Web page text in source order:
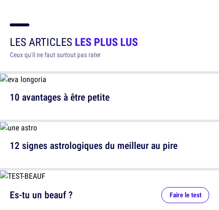
LES ARTICLES LES PLUS LUS
Ceux qu'il ne faut surtout pas rater
10 avantages à être petite
12 signes astrologiques du meilleur au pire
Es-tu un beauf ? Faire le test